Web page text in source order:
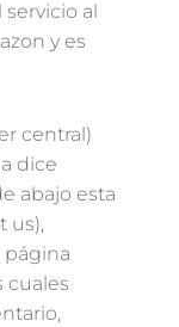
al
y es
central)
dice
abajo esta
us),
página
cuales